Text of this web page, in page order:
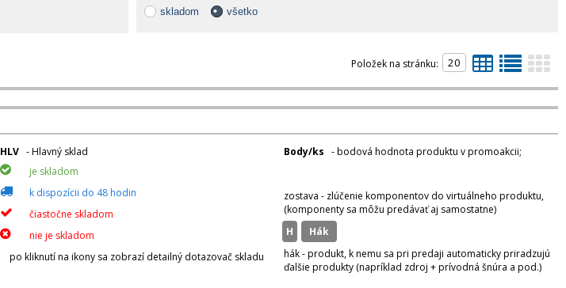
skladom všetko
Položek na stránku:
HLV - Hlavný sklad
je skladom
k dispozícii do 48 hodin
čiastočne skladom
nie je skladom
po kliknutí na ikony sa zobrazí detailný dotazovač skladu
Body/ks - bodová hodnota produktu v promoakcii;
zostava - zlúčenie komponentov do virtuálneho produktu,
(komponenty sa môžu predávať aj samostatne)
H
hák
hák - produkt, k nemu sa pri predaji automaticky priradzujú
ďalšie produkty (napríklad zdroj + prívodná šnúra a pod.)